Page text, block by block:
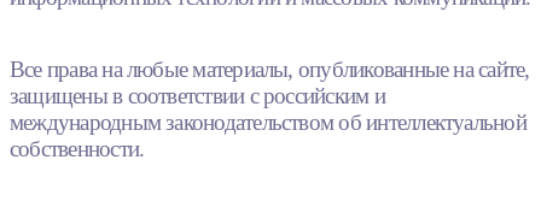
Все права на любые материалы, опубликованные на сайте,
защищены в соответствии с российским и
международным законодательством об интеллектуальной
собственности.